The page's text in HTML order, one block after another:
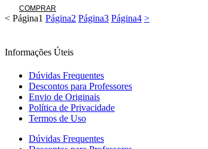
COMPRAR
< Página1 Página2 Página3 Página4 >
Informações Úteis
Dúvidas Frequentes
Descontos para Professores
Envio de Originais
Política de Privacidade
Termos de Uso
Dúvidas Frequentes